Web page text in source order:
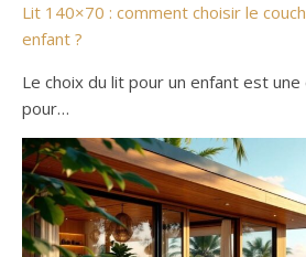
Lit 140×70 : comment choisir le
enfant ?
Le choix du lit pour un enfant est
pour…